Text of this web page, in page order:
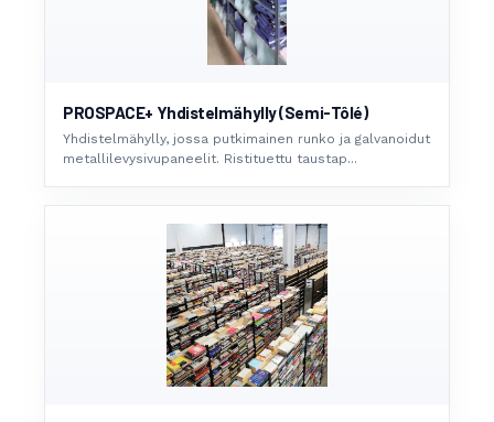
PROSPACE+ Yhdistelmähylly (Semi-Tôlé)
Yhdistelmähylly, jossa putkimainen runko ja galvanoidut
metallilevysivupaneelit. Ristituettu taustap...